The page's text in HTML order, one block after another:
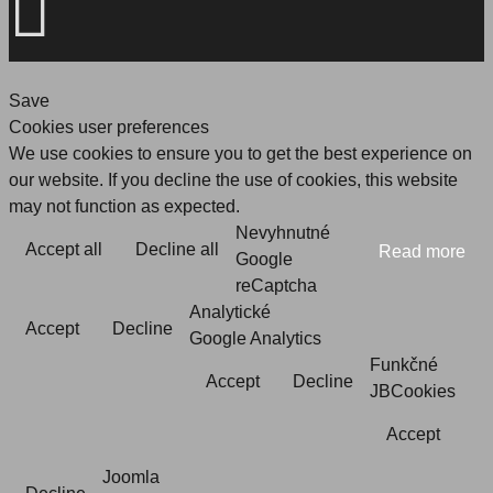
Save
Cookies user preferences
We use cookies to ensure you to get the best experience on
our website. If you decline the use of cookies, this website
may not function as expected.
Accept all Decline all Read more
Nevyhnutné
Google
reCaptcha
Accept Decline
Analytické
Google Analytics
Accept Decline
Funkčné
JBCookies
Accept
Joomla